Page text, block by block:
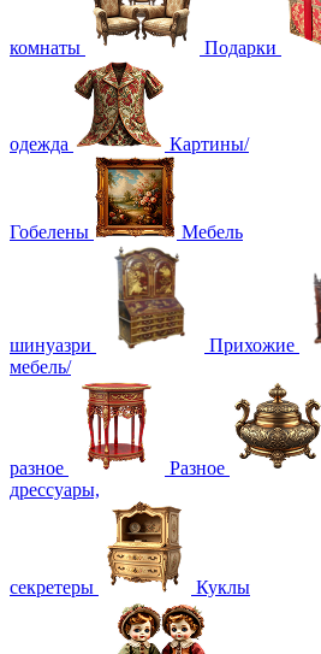
комнаты Подарки
одежда Картины/
Гобелены Мебель
шинуазри Прихожие
мебель/
разное Разное
дрессуары,
секретеры Куклы